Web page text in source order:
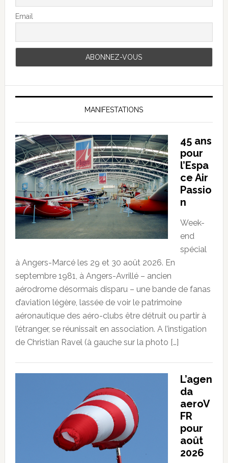
Email
MANIFESTATIONS
45 ans
pour
l’Espa
ce Air
Passio
n
Week-
end
spécial
à Angers-Marcé les 29 et 30 août 2026. En
septembre 1981, à Angers-Avrillé – ancien
aérodrome désormais disparu – une bande de fanas
d’aviation légère, lassée de voir le patrimoine
aéronautique des aéro-clubs être détruit ou partir à
l’étranger, se réunissait en association. A l’instigation
de Christian Ravel (à gauche sur la photo […]
L’agen
da
aeroV
FR
pour
août
2026